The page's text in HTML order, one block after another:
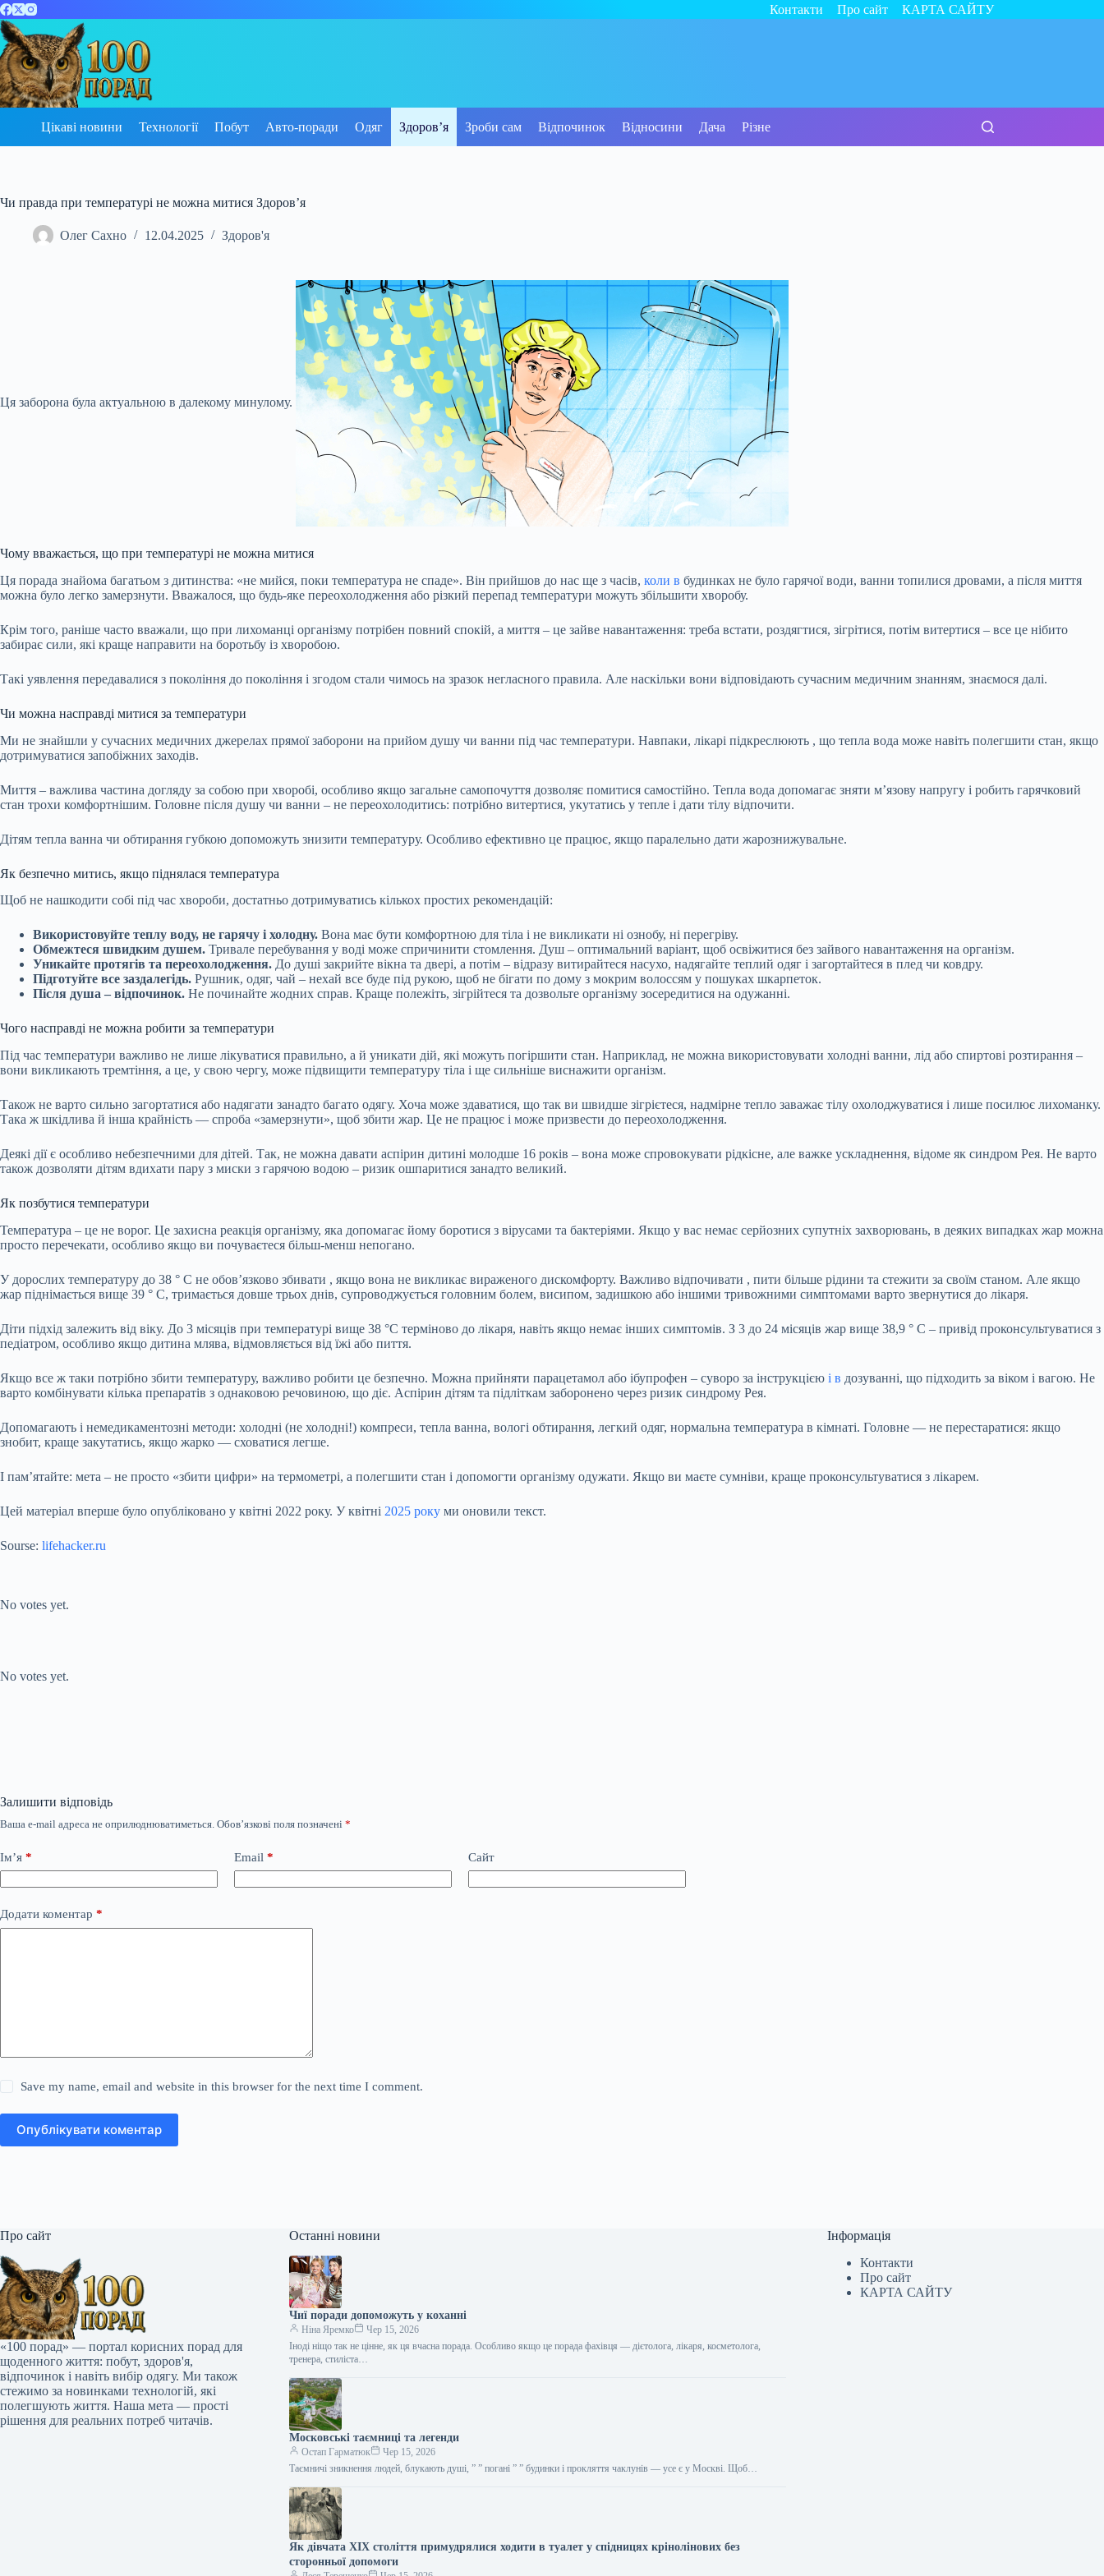
Перейти
до
вмісту
Контакти Про сайт КАРТА САЙТУ
Цікаві новини Технології Побут Авто-поради Одяг Здоров’я Зроби сам Відпочинок Відносини Дача Різне
Чи правда при температурі не можна митися Здоров’я
Олег Сахно 12.04.2025 Здоров'я
Ця заборона була актуальною в далекому минулому.
Чому вважається, що при температурі не можна митися
Ця порада знайома багатьом з дитинства: «не мийся, поки температура не спаде». Він прийшов до нас ще з часів, коли в будинках не було гарячої води, ванни топилися дровами, а після миття
можна було легко замерзнути. Вважалося, що будь-яке переохолодження або різкий перепад температури можуть збільшити хворобу.
Крім того, раніше часто вважали, що при лихоманці організму потрібен повний спокій, а миття – це зайве навантаження: треба встати, роздягтися, зігрітися, потім витертися – все це нібито
забирає сили, які краще направити на боротьбу із хворобою.
Такі уявлення передавалися з покоління до покоління і згодом стали чимось на зразок негласного правила. Але наскільки вони відповідають сучасним медичним знанням, знаємося далі.
Чи можна насправді митися за температури
Ми не знайшли у сучасних медичних джерелах прямої заборони на прийом душу чи ванни під час температури. Навпаки, лікарі підкреслюють , що тепла вода може навіть полегшити стан, якщо
дотримуватися запобіжних заходів.
Миття – важлива частина догляду за собою при хворобі, особливо якщо загальне самопочуття дозволяє помитися самостійно. Тепла вода допомагає зняти м’язову напругу і робить гарячковий
стан трохи комфортнішим. Головне після душу чи ванни – не переохолодитись: потрібно витертися, укутатись у тепле і дати тілу відпочити.
Дітям тепла ванна чи обтирання губкою допоможуть знизити температуру. Особливо ефективно це працює, якщо паралельно дати жарознижувальне.
Як безпечно митись, якщо піднялася температура
Щоб не нашкодити собі під час хвороби, достатньо дотримуватись кількох простих рекомендацій:
Використовуйте теплу воду, не гарячу і холодну. Вона має бути комфортною для тіла і не викликати ні ознобу, ні перегріву.
Обмежтеся швидким душем. Тривале перебування у воді може спричинити стомлення. Душ – оптимальний варіант, щоб освіжитися без зайвого навантаження на організм.
Уникайте протягів та переохолодження. До душі закрийте вікна та двері, а потім – відразу витирайтеся насухо, надягайте теплий одяг і загортайтеся в плед чи ковдру.
Підготуйте все заздалегідь. Рушник, одяг, чай – нехай все буде під рукою, щоб не бігати по дому з мокрим волоссям у пошуках шкарпеток.
Після душа – відпочинок. Не починайте жодних справ. Краще полежіть, зігрійтеся та дозвольте організму зосередитися на одужанні.
Чого насправді не можна робити за температури
Під час температури важливо не лише лікуватися правильно, а й уникати дій, які можуть погіршити стан. Наприклад, не можна використовувати холодні ванни, лід або спиртові розтирання –
вони викликають тремтіння, а це, у свою чергу, може підвищити температуру тіла і ще сильніше виснажити організм.
Також не варто сильно загортатися або надягати занадто багато одягу. Хоча може здаватися, що так ви швидше зігрієтеся, надмірне тепло заважає тілу охолоджуватися і лише посилює лихоманку.
Така ж шкідлива й інша крайність — спроба «замерзнути», щоб збити жар. Це не працює і може призвести до переохолодження.
Деякі дії є особливо небезпечними для дітей. Так, не можна давати аспірин дитині молодше 16 років – вона може спровокувати рідкісне, але важке ускладнення, відоме як синдром Рея. Не варто
також дозволяти дітям вдихати пару з миски з гарячою водою – ризик ошпаритися занадто великий.
Як позбутися температури
Температура – це не ворог. Це захисна реакція організму, яка допомагає йому боротися з вірусами та бактеріями. Якщо у вас немає серйозних супутніх захворювань, в деяких випадках жар можна
просто перечекати, особливо якщо ви почуваєтеся більш-менш непогано.
У дорослих температуру до 38 ° C не обов’язково збивати , якщо вона не викликає вираженого дискомфорту. Важливо відпочивати , пити більше рідини та стежити за своїм станом. Але якщо
жар піднімається вище 39 ° C, тримається довше трьох днів, супроводжується головним болем, висипом, задишкою або іншими тривожними симптомами варто звернутися до лікаря.
Діти підхід залежить від віку. До 3 місяців при температурі вище 38 °C терміново до лікаря, навіть якщо немає інших симптомів. З 3 до 24 місяців жар вище 38,9 ° C – привід проконсультуватися з
педіатром, особливо якщо дитина млява, відмовляється від їжі або пиття.
Якщо все ж таки потрібно збити температуру, важливо робити це безпечно. Можна прийняти парацетамол або ібупрофен – суворо за інструкцією і в дозуванні, що підходить за віком і вагою. Не
варто комбінувати кілька препаратів з однаковою речовиною, що діє. Аспірин дітям та підліткам заборонено через ризик синдрому Рея.
Допомагають і немедикаментозні методи: холодні (не холодні!) компреси, тепла ванна, вологі обтирання, легкий одяг, нормальна температура в кімнаті. Головне — не перестаратися: якщо
знобит, краще закутатись, якщо жарко — сховатися легше.
І пам’ятайте: мета – не просто «збити цифри» на термометрі, а полегшити стан і допомогти організму одужати. Якщо ви маєте сумніви, краще проконсультуватися з лікарем.
Цей матеріал вперше було опубліковано у квітні 2022 року. У квітні 2025 року ми оновили текст.
Sourse: lifehacker.ru
No votes yet.
No votes yet.
Залишити відповідь
Ваша e-mail адреса не оприлюднюватиметься. Обов’язкові поля позначені *
Ім’я * Email * Сайт
Додати коментар *
Save my name, email and website in this browser for the next time I comment.
Опублікувати коментар
Про сайт
«100 порад» — портал корисних порад для
щоденного життя: побут, здоров'я,
відпочинок і навіть вибір одягу. Ми також
стежимо за новинками технологій, які
полегшують життя. Наша мета — прості
рішення для реальних потреб читачів.
Останні новини
Чиї поради допоможуть у коханні
Ніна Яремко
Чер 15, 2026
Іноді ніщо так не цінне, як ця вчасна порада. Особливо якщо це порада фахівця — дієтолога, лікаря, косметолога,
тренера, стиліста…
Московські таємниці та легенди
Остап Гарматюк
Чер 15, 2026
Таємничі зникнення людей, блукають душі, ” ” погані ” ” будинки і прокляття чаклунів — усе є у Москві. Щоб…
Як дівчата XIX століття примудрялися ходити в туалет у спідницях крінолінових без
сторонньої допомоги
Інформація
Контакти
Про сайт
КАРТА САЙТУ